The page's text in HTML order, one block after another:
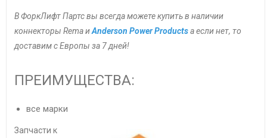
В ФоркЛифт Партс вы всегда можете купить в наличии
коннекторы Rema иAnderson Power Productsа если нет, то
доставим с Европы за 7 дней!
ПРЕИМУЩЕСТВА:
все марки
Запчасти к